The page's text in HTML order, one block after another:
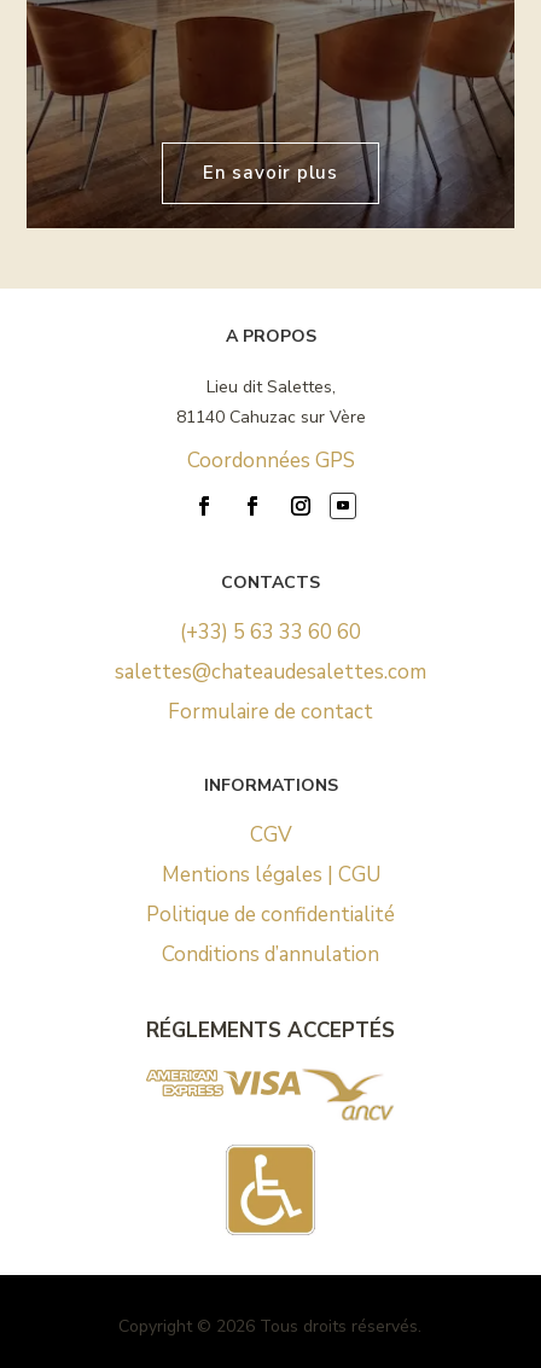
En savoir plus
A PROPOS
Lieu dit Salettes,
81140 Cahuzac sur Vère
Coordonnées GPS
CONTACTS
(+33) 5 63 33 60 60
salettes@chateaudesalettes.com
Formulaire de contact
INFORMATIONS
CGV
Mentions légales | CGU
Politique de confidentialité
Conditions d’annulation
RÉGLEMENTS ACCEPTÉS
Copyright © 2026 Tous droits réservés.